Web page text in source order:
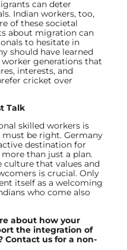
can deter
Indian workers, too,
of these societal
about migration can
to hesitate in
should have learned
generations that
interests, and
cricket over
Talk
skilled workers is
be right. Germany
destination for
than just a plan.
culture that values and
is crucial. Only
itself as a welcoming
who come also
about how your
the integration of
Contact us for a non-